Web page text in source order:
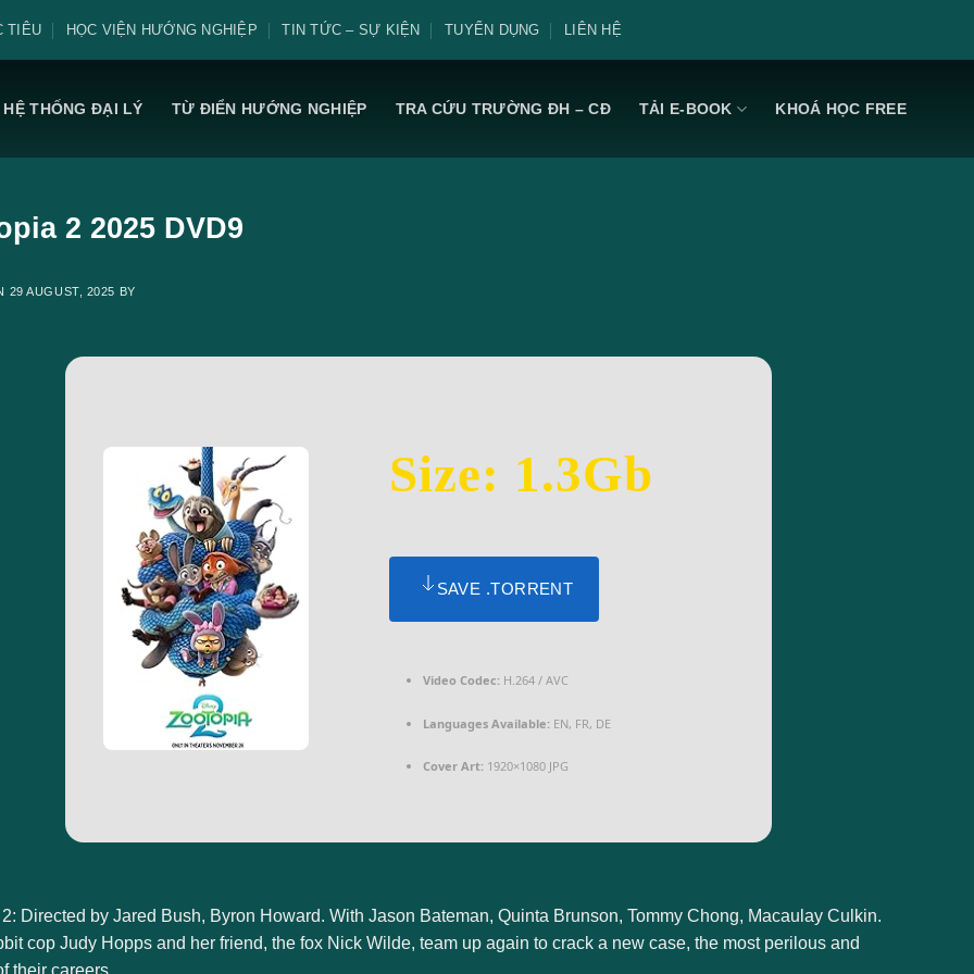
TIÊU HỌC VIỆN HƯỚNG NGHIỆP TIN TỨC – SỰ KIỆN TUYỂN DỤNG LIÊN HỆ
HỆ THỐNG ĐẠI LÝ TỪ ĐIỂN HƯỚNG NGHIỆP TRA CỨU TRƯỜNG ĐH – CĐ TẢI E-BOOK KHOÁ HỌC FREE
2 2025 DVD9
29 AUGUST, 2025 BY
Size: 1.3Gb
SAVE .TORRENT
Video Codec:H.264 / AVC
Languages Available:EN, FR, DE
Cover Art:1920×1080 JPG
Directed by Jared Bush, Byron Howard. With Jason Bateman, Quinta Brunson, Tommy Chong, Macaulay Culkin.
cop Judy Hopps and her friend, the fox Nick Wilde, team up again to crack a new case, the most perilous and
their careers.